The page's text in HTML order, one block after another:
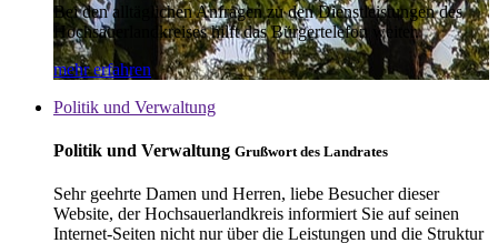
Bei den alltäglichen Anfragen zu den Dienstleistungen des
Hochsauerlandkreises hilft das Bürgertelefon weiter.
mehr erfahren
Politik und Verwaltung
Politik und Verwaltung Grußwort des Landrates
Sehr geehrte Damen und Herren, liebe Besucher dieser
Website, der Hochsauerlandkreis informiert Sie auf seinen
Internet-Seiten nicht nur über die Leistungen und die Struktur